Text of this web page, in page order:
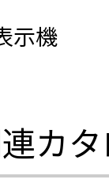
示機
カ